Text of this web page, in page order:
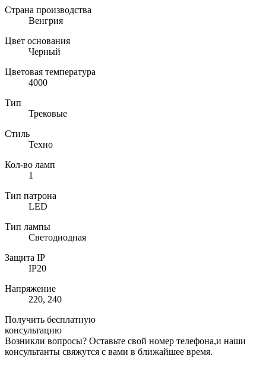
Страна производства
Венгрия
Цвет основания
Черный
Цветовая температура
4000
Тип
Трековые
Стиль
Техно
Кол-во ламп
1
Тип патрона
LED
Тип лампы
Светодиодная
Защита IP
IP20
Напряжение
220, 240
Получить бесплатную
консультацию
Возникли вопросы? Оставьте свой номер телефона,и наши
консультанты свяжутся с вами в ближайшее время.